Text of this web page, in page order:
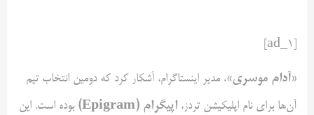
«آدام موسری»، مدیر اینستاگرام، آشکار کرد که دومین انتخاب تیم
آن‌ها برای نام اپلیکیشن تردز، اپیگرام (Epigram)
بوده است. این